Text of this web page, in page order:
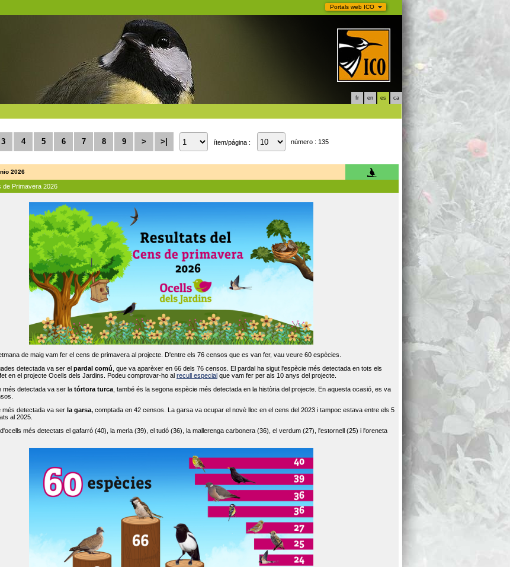
Portals web ICO
fr en es ca
3 4 5 6 7 8 9 > >| ítem/página : número : 135
2026
de Primavera 2026
de maig vam fer el cens de primavera al projecte. D'entre els 76 censos que es van fer, vau veure 60 espècies.
detectada va ser el pardal comú , que va aparèxer en 66 dels 76 censos. El pardal ha sigut l'espècie més detectada en tots els
en el projecte Ocells dels Jardins. Podeu comprovar-ho al recull especial que vam fer per als 10 anys del projecte.
més detectada va ser la tórtora turca , també és la segona espècie més detectada en la història del projecte. En aquesta ocasió, es va
més detectada va ser la garsa, comptada en 42 censos. La garsa va ocupar el novè lloc en el cens del 2023 i tampoc estava entre els 5
al 2025.
més detectats el gafarró (40), la merla (39), el tudó (36), la mallerenga carbonera (36), el verdum (27), l'estornell (25) i l'oreneta